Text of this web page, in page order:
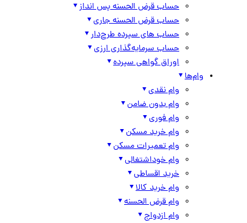
حساب قرض الحسنه پس انداز
حساب قرض الحسنه جاری
حساب های سپرده طرح‌دار
حساب سرمایه‌گذاری ارزی
اوراق گواهی سپرده
وام‌ها
وام نقدی
وام بدون ضامن
وام فوری
وام خرید مسکن
وام تعمیرات مسکن
وام خوداشتغالی
خرید اقساطی
وام خرید کالا
وام قرض الحسنه
وام ازدواج